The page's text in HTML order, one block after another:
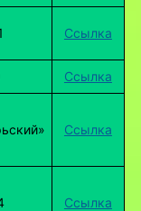
Ссылка
Ссылка
Ссылка
Ссылка